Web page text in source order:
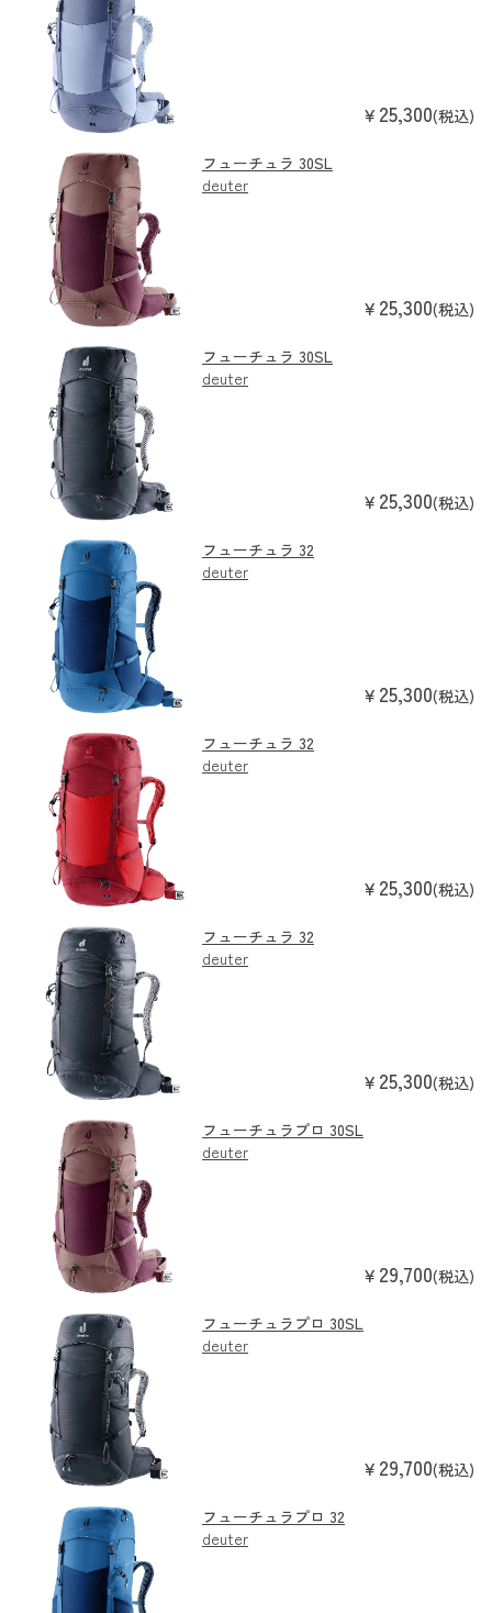
￥ 25,300(税込)
フューチュラ 30SL
deuter
￥ 25,300(税込)
フューチュラ 30SL
deuter
￥ 25,300(税込)
フューチュラ 32
deuter
￥ 25,300(税込)
フューチュラ 32
deuter
￥ 25,300(税込)
フューチュラ 32
deuter
￥ 25,300(税込)
フューチュラプロ 30SL
deuter
￥ 29,700(税込)
フューチュラプロ 30SL
deuter
￥ 29,700(税込)
フューチュラプロ 32
deuter